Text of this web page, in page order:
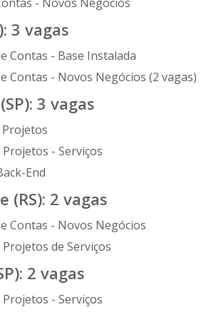
3 vagas
Contas - Base Instalada
Contas - Novos Negócios (2 vagas)
3 vagas
- Serviços
End
(RS): 2 vagas
Contas - Novos Negócios
de Serviços
2 vagas
- Serviços